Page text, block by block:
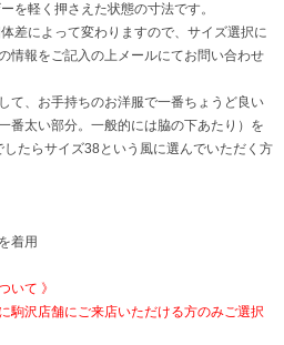
を軽く押さえた状態の寸法です。
差によって変わりますので、サイズ選択に
情報をご記入の上メールにてお問い合わせ
て、お手持ちのお洋服で一番ちょうど良い
番太い部分。一般的には脇の下あたり）を
たらサイズ38という風に選んでいただく方
着用
いて 》
駒沢店舗にご来店いただける方のみご選択